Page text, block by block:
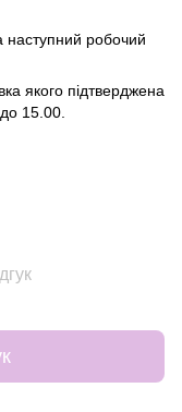
наступний робочий
якого підтверджена
15.00.